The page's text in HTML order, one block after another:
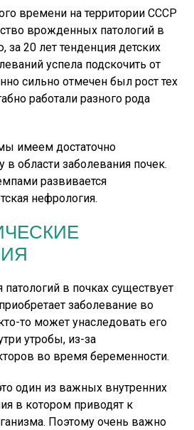
времени на территории СССР
врожденных патологий в
за 20 лет тенденция детских
успела подскочить от
сильно отмечен был рост тех
работали разного рода
имеем достаточно
области заболевания почек.
развивается
нефрология.
в почках существует
заболевание во
то может унаследовать его
утробы, из-за
во время беременности.
один из важных внутренних
в котором приводят к
Поэтому очень важно